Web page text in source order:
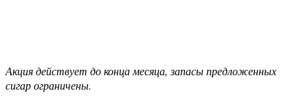
Акция действует до конца месяца, запасы предложенных
сигар ограничены.